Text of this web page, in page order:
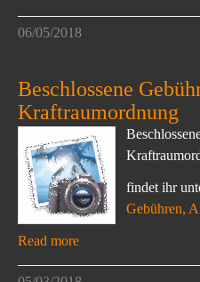
06/05/2018
Beschlossene
Kraftraumordnung
findet ihr
Gebühren,
Read more